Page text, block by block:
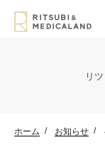
リ
ホーム お知らせ